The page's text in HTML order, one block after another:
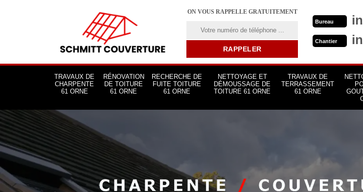
ON VOUS RAPPELLE GRATUITEMENT
Bureau
Chantier
TRAVAUX DE
CHARPENTE
61 ORNE
RÉNOVATION
DE TOITURE
61 ORNE
RECHERCHE DE
FUITE TOITURE
61 ORNE
NETTOYAGE ET
DÉMOUSSAGE DE
TOITURE 61 ORNE
TRAVAUX DE
TERRASSEMENT
61 ORNE